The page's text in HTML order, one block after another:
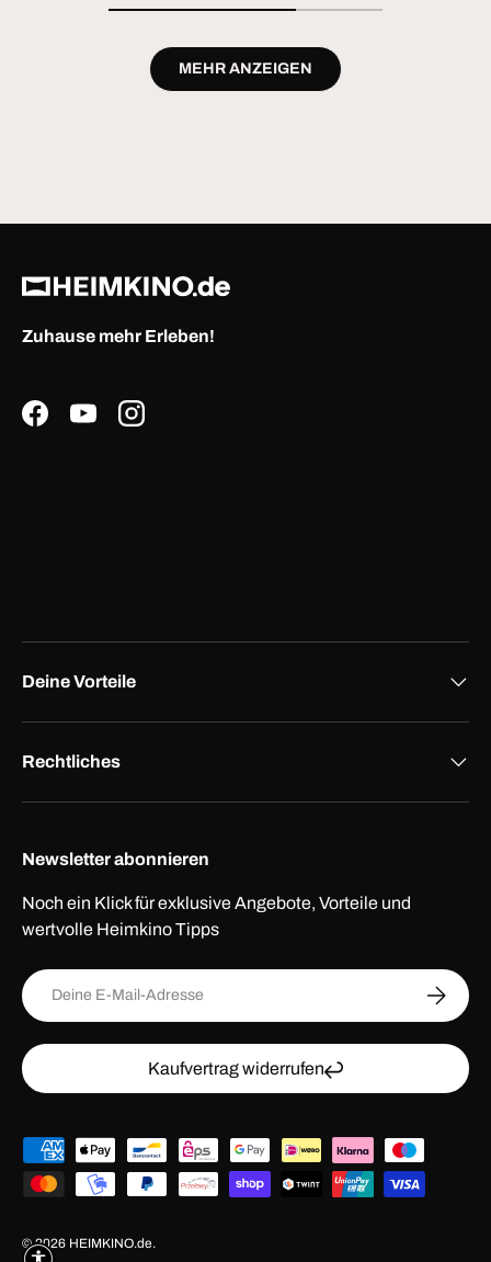
MEHR ANZEIGEN
Zuhause mehr Erleben!
FacebookYouTubeInstagram
Deine Vorteile
Rechtliches
Newsletter abonnieren
Noch ein Klick für exklusive Angebote, Vorteile und
wertvolle Heimkino Tipps
E-Mail
Kaufvertrag widerrufen
Zahlungsmethoden
© 2026 HEIMKINO.de.